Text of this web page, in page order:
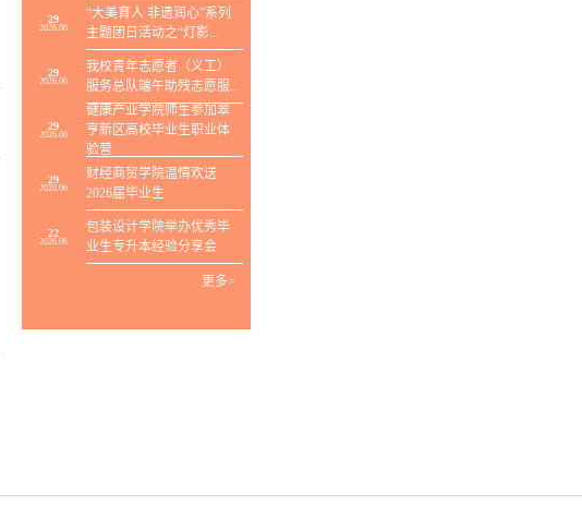
29
2026.06
“大美育人 非遗润心”系列
主题团日活动之“灯影...
29
2026.06
我校青年志愿者（义工）
服务总队端午助残志愿服...
29
2026.06
健康产业学院师生参加翠
亨新区高校毕业生职业体
验营
29
2026.06
财经商贸学院温情欢送
2026届毕业生
22
2026.06
包装设计学院举办优秀毕
业生专升本经验分享会
更多>